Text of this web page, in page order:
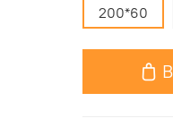
200*60